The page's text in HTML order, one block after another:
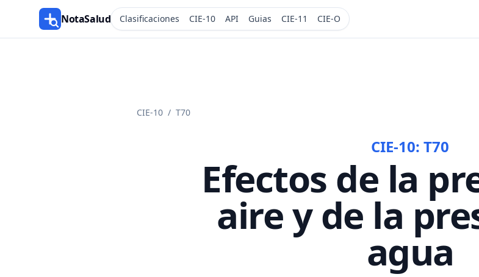
NotaSalud Clasificaciones CIE-10 API Guias CIE-11 CIE-O
CIE-10 / T70
CIE-10: T70
Efectos de la
aire y de la
agua